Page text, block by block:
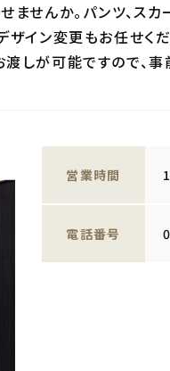
せんか。パンツ、スカ
イン変更もお任せくだ
しが可能ですので、事
営業時間
電話番号